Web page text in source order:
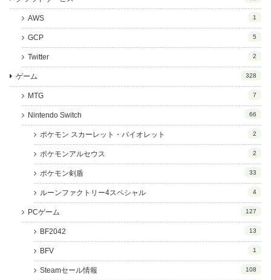
AWS 1
GCP 5
Twitter 2
ゲーム 328
MTG 7
Nintendo Switch 66
ポケモン スカーレット・バイオレット 2
ポケモンアルセウス 2
ポケモン剣盾 33
ルーンファクトリー4スペシャル 4
PCゲーム 127
BF2042 13
BFV 1
Steamセール情報 108